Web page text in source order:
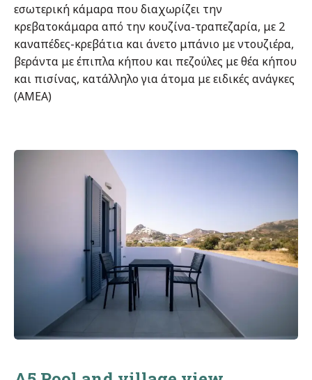
εσωτερική κάμαρα που διαχωρίζει την
κρεβατοκάμαρα από την κουζίνα-τραπεζαρία, με 2
καναπέδες-κρεβάτια και άνετο μπάνιο με ντουζιέρα,
βεράντα με έπιπλα κήπου και πεζούλες με θέα κήπου
και πισίνας, κατάλληλο για άτομα με ειδικές ανάγκες
(ΑΜΕΑ)